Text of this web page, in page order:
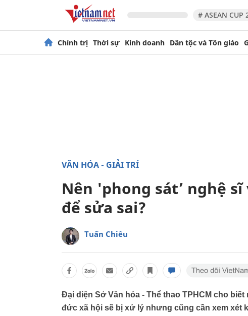
# ASEAN CUP
Chính trị Thời sự Kinh doanh Dân tộc và Tôn giáo
VĂN HÓA - GIẢI TRÍ
Nên 'phong sát’ nghệ
để sửa sai?
Tuấn Chiêu
Đại diện Sở Văn hóa - Thể thao TPHCM cho
đức xã hội sẽ bị xử lý nhưng cũng cần xem